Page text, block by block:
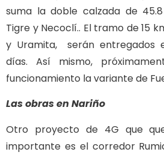
suma la doble calzada de
Tigre y Necoclí.. El tramo de 15
y Uramita, serán entregados
días. Así mismo,
funcionamiento la variante de
Las obras en Nariño
Otro proyecto de 4G que
importante es el corredor